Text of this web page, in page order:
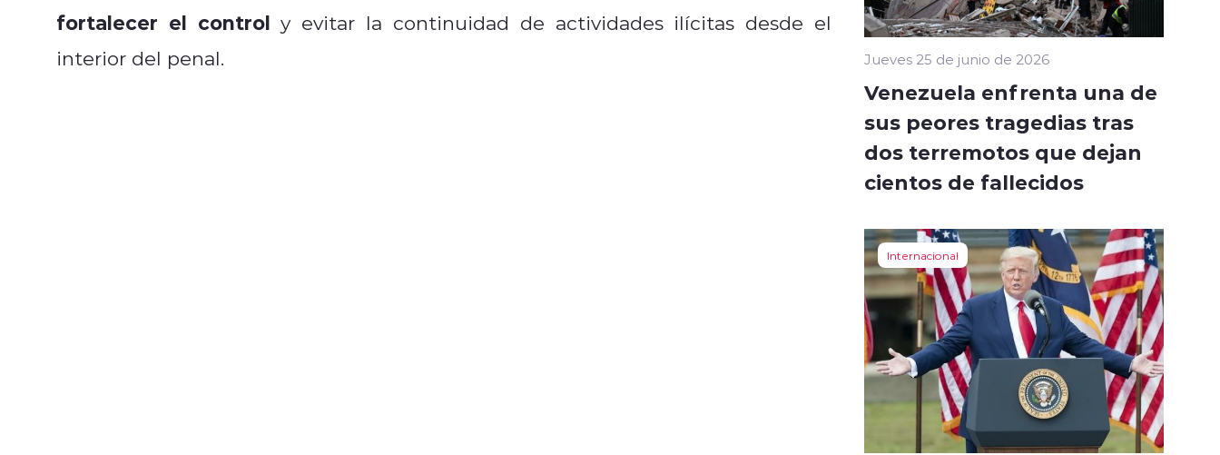
fortalecer el control y evitar la continuidad de actividades ilícitas desde el
interior del penal.
Jueves 25 de junio de 2026
Venezuela enfrenta una de
sus peores tragedias tras
dos terremotos que dejan
cientos de fallecidos
Internacional